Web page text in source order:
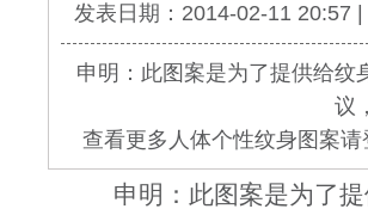
发表日期：2014-02-11 20:57
申明：此图案是为了提供给纹
议
查看更多人体个性纹身图案
申明：此图案是为了提